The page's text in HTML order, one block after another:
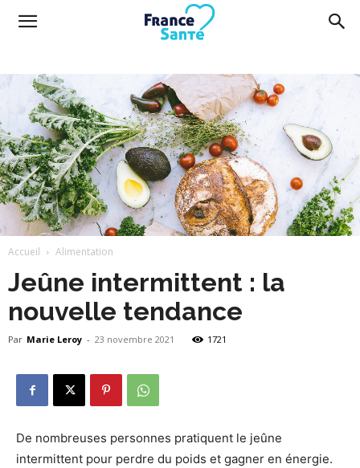
France
Accueil Alimentation
Jeûne intermittent : la
nouvelle tendance
Par Marie Leroy - 23 novembre 2021 1721
De nombreuses personnes pratiquent le jeûne
intermittent pour perdre du poids et gagner en énergie.